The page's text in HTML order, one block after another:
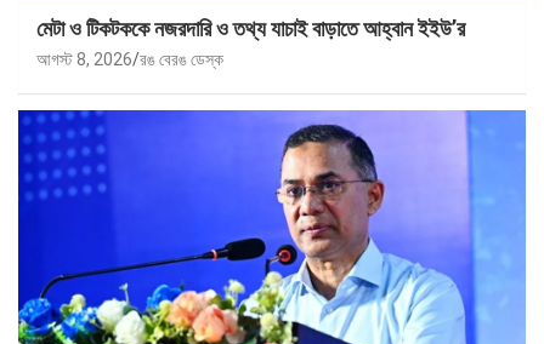
মেটা ও টিকটককে নজরদারি ও তথ্য যাচাই বাড়াতে আহ্বান ইইউ’র
আগস্ট 8, 2026 রঙ বেরঙ ডেস্ক